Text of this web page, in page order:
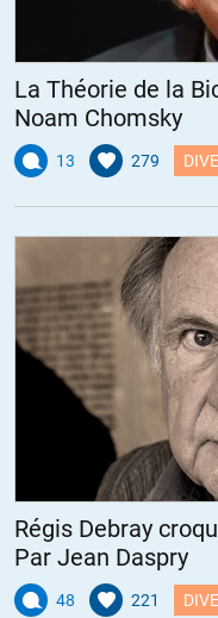
La Théorie de la
Noam Chomsky
13 279
Régis Debray
Par Jean Daspry
48 221